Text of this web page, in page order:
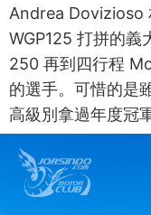
Andrea Dovizioso
WGP125 打拼的義
250 再到四行程
的選手。可惜的是
高級別拿過年度冠軍